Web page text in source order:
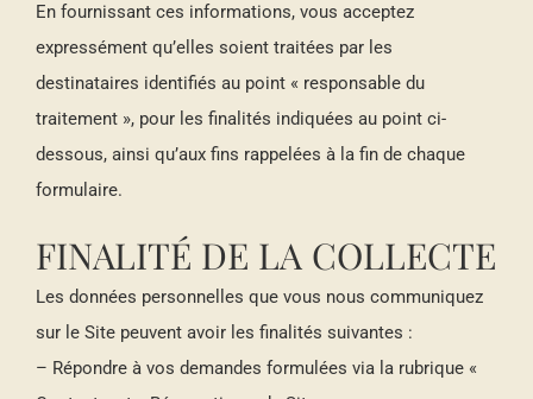
En fournissant ces informations, vous acceptez
expressément qu’elles soient traitées par les
destinataires identifiés au point « responsable du
traitement », pour les finalités indiquées au point ci-
dessous, ainsi qu’aux fins rappelées à la fin de chaque
formulaire.
FINALITÉ DE LA COLLECTE
Les données personnelles que vous nous communiquez
sur le Site peuvent avoir les finalités suivantes :
– Répondre à vos demandes formulées via la rubrique «